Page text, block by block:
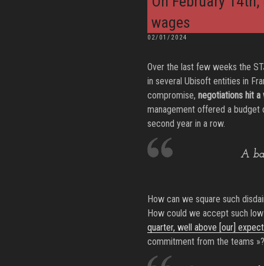
wages
POSTED
02/01/2024
Over the last few weeks the
in several Ubisoft entities in
compromise, negotiations hit a
management offered a
second year in a row.
A
How can we square such
How could we accept such
quarter, well above [our]
commitment from the teams